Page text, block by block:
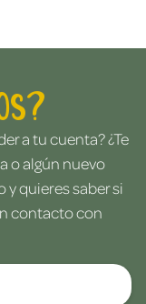
a tu cuenta? ¿Te
o algún nuevo
y quieres saber si
contacto con